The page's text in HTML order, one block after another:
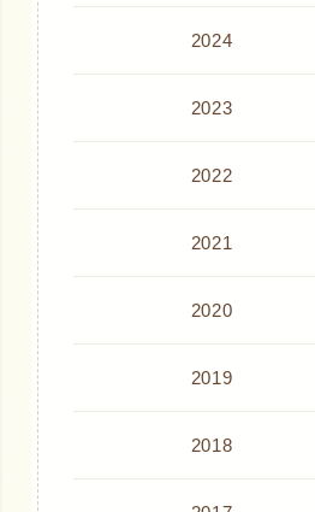
2024
2023
2022
2021
2020
2019
2018